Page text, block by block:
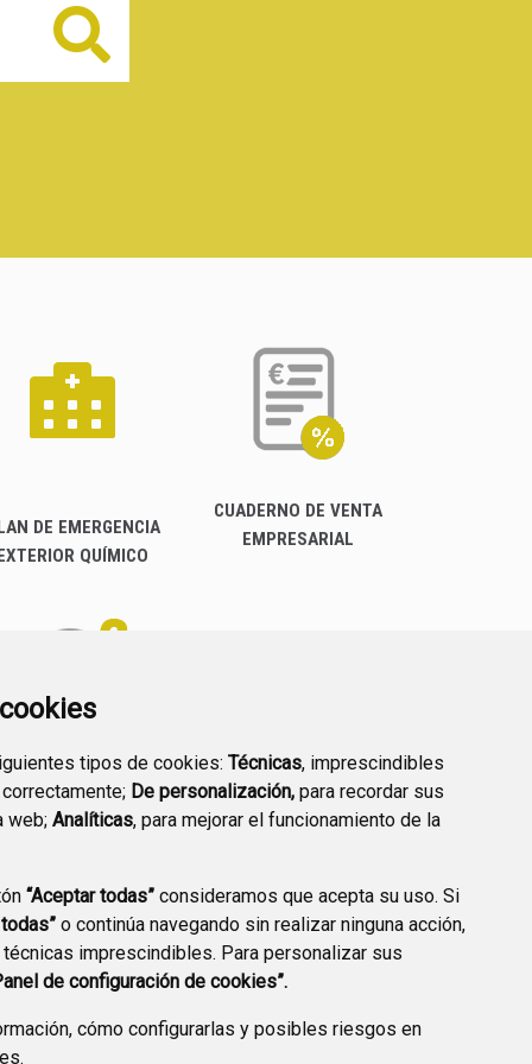
tipos de cookies: Técnicas, imprescindibles
De personalización, para recordar sus
web; Analíticas, para mejorar el funcionamiento de la
“Aceptar todas” consideramos que acepta su uso. Si
o continúa navegando sin realizar ninguna acción,
imprescindibles. Para personalizar sus
de configuración de cookies”.
cómo configurarlas y posibles riesgos en
.
Buscar
DE EMERGENCIA
QUÍMICO
CUADERNO DE VENTA
EMPRESARIAL
PREGUNTAS
FRECUENTES
PLAN DE ACCIÓN LOCAL
2030
DE PRIVACIDAD ACCESIBILIDAD POLÍTICA DE COOKIES